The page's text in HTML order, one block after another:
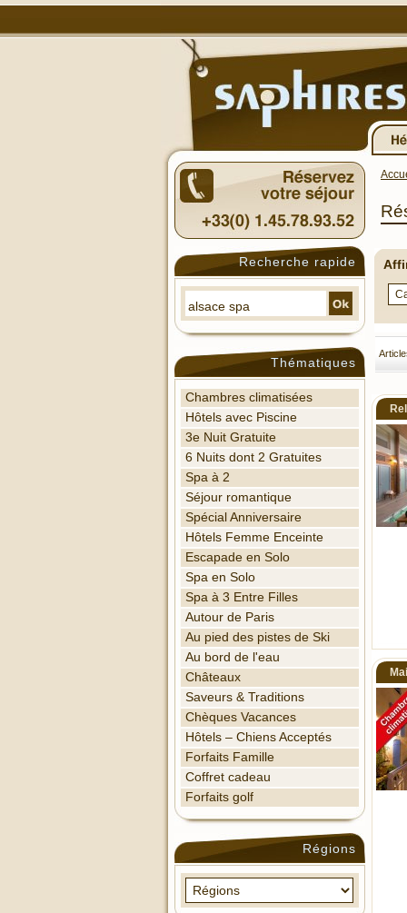
Recherche rapide
Thématiques
Chambres climatisées
Hôtels avec Piscine
3e Nuit Gratuite
6 Nuits dont 2 Gratuites
Spa à 2
Séjour romantique
Spécial Anniversaire
Hôtels Femme Enceinte
Escapade en Solo
Spa en Solo
Spa à 3 Entre Filles
Autour de Paris
Au pied des pistes de Ski
Au bord de l'eau
Châteaux
Saveurs & Traditions
Chèques Vacances
Hôtels – Chiens Acceptés
Forfaits Famille
Coffret cadeau
Forfaits golf
Régions